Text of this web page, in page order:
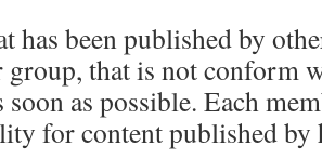
has been published by
group, that is not conform
soon as possible. Each
for content published by